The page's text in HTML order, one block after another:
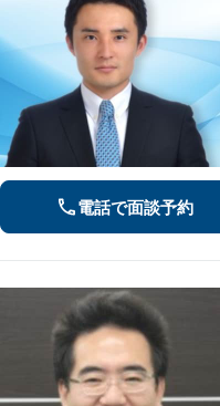
電話で面談予約